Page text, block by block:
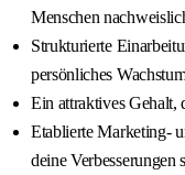
Menschen
Strukturierte
persönliches
Ein attraktives Gehalt,
Etablierte Marketing-
deine Verbesserungen